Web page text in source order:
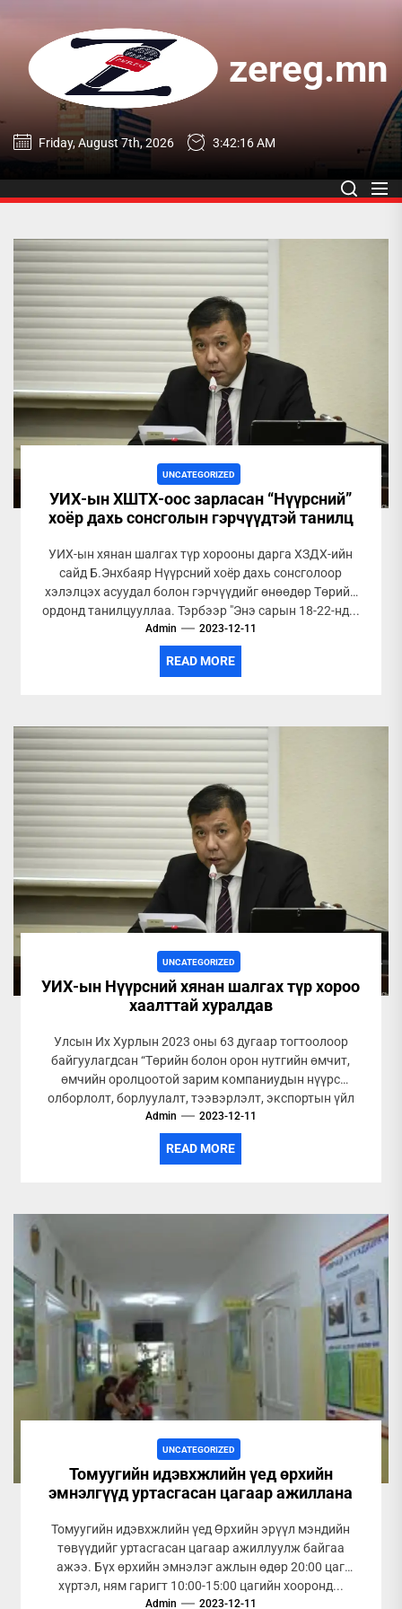
content
zereg.mn
zereg.mn
Friday, August 7th, 2026 3:42:16 AM
UNCATEGORIZED
УИХ-ын ХШТХ-оос зарласан “Нүүрсний”
хоёр дахь сонсголын гэрчүүдтэй танилц
УИХ-ын хянан шалгах түр хорооны дарга ХЗДХ-ийн
сайд Б.Энхбаяр Нүүрсний хоёр дахь сонсголоор
хэлэлцэх асуудал болон гэрчүүдийг өнөөдөр Төрийн
ордонд танилцууллаа. Тэрбээр "Энэ сарын 18-22-нд...
Admin 2023-12-11
READ MORE
UNCATEGORIZED
УИХ-ын Нүүрсний хянан шалгах түр хороо
хаалттай хуралдав
Улсын Их Хурлын 2023 оны 63 дугаар тогтоолоор
байгуулагдсан “Төрийн болон орон нутгийн өмчит,
өмчийн оролцоотой зарим компаниудын нүүрс
олборлолт, борлуулалт, тээвэрлэлт, экспортын үйл
ажиллагаа...
Admin 2023-12-11
READ MORE
UNCATEGORIZED
Томуугийн идэвхжлийн үед өрхийн
эмнэлгүүд уртасгасан цагаар ажиллана
Томуугийн идэвхжлийн үед Өрхийн эрүүл мэндийн
төвүүдийг уртасгасан цагаар ажиллуулж байгаа
ажээ. Бүх өрхийн эмнэлэг ажлын өдөр 20:00 цаг
хүртэл, ням гаригт 10:00-15:00 цагийн хооронд...
Admin 2023-12-11